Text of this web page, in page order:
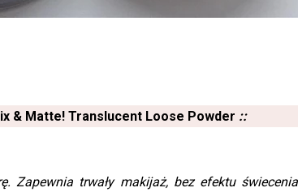
& Matte! Translucent Loose Powder ::
Zapewnia trwały makijaż, bez efektu